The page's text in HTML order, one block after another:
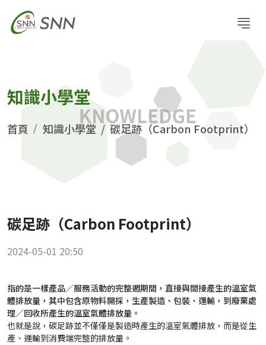
知識小學堂
首頁 知識小學堂 碳足跡（Carbon Footprint）
碳足跡（Carbon Footprint）
2024-05-01 20:50
指的是一樣產品／服務活動的完整週期間，直接與間接產生的溫室氣
體排放量，其中包含原物料開採，生產製造、包裝、運輸，到廢棄處
理／回收所產生的溫室氣體排放量。
也就是說，碳足跡並不僅僅是製造時產生的溫室氣體排放，而是從生
產、運輸到消費端完整的排放量。